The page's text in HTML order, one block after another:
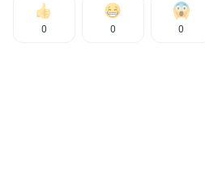
0 0 0